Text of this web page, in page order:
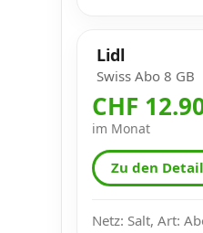
Lidl
Swiss Abo 8 GB
CHF
im Monat
Zu den
Netz: Salt, Art: